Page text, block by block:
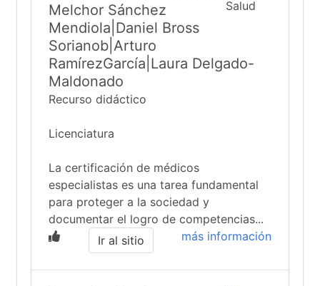
Melchor Sánchez
Mendiola|Daniel Bross
Sorianob|Arturo
RamírezGarcía|Laura Delgado-
Maldonado
Recurso didáctico
Licenciatura
La certificación de médicos
especialistas es una tarea fundamental
para proteger a la sociedad y
documentar el logro de competencias...
más información
Ir al sitio